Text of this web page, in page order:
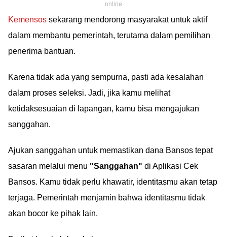
online
Kemensos sekarang mendorong masyarakat untuk aktif
dalam membantu pemerintah, terutama dalam pemilihan
penerima bantuan.
Karena tidak ada yang sempurna, pasti ada kesalahan
dalam proses seleksi. Jadi, jika kamu melihat
ketidaksesuaian di lapangan, kamu bisa mengajukan
sanggahan.
Ajukan sanggahan untuk memastikan dana Bansos tepat
sasaran melalui menu "Sanggahan" di Aplikasi Cek
Bansos. Kamu tidak perlu khawatir, identitasmu akan tetap
terjaga. Pemerintah menjamin bahwa identitasmu tidak
akan bocor ke pihak lain.